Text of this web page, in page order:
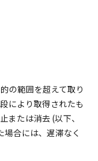
の範囲を超えて取り
により取得されたも
または消去 (以下、
場合には、遅滞なく